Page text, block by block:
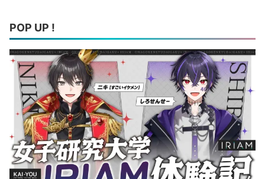
POP UP !